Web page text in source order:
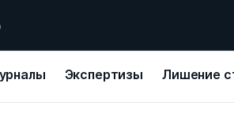
Экспертизы Лишение